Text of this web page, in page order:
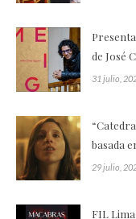
de José
31 julio,
basada
29 julio,
FIL